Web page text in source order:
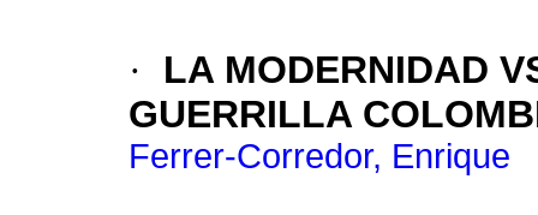
·
LA MODERNIDAD
GUERRILLA
Ferrer-Corredor, Enrique